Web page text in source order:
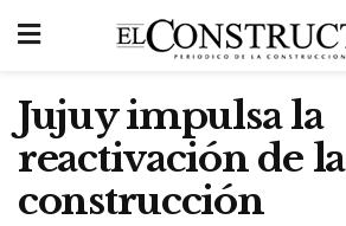
Jujuy impulsa la
reactivación de la
construcción